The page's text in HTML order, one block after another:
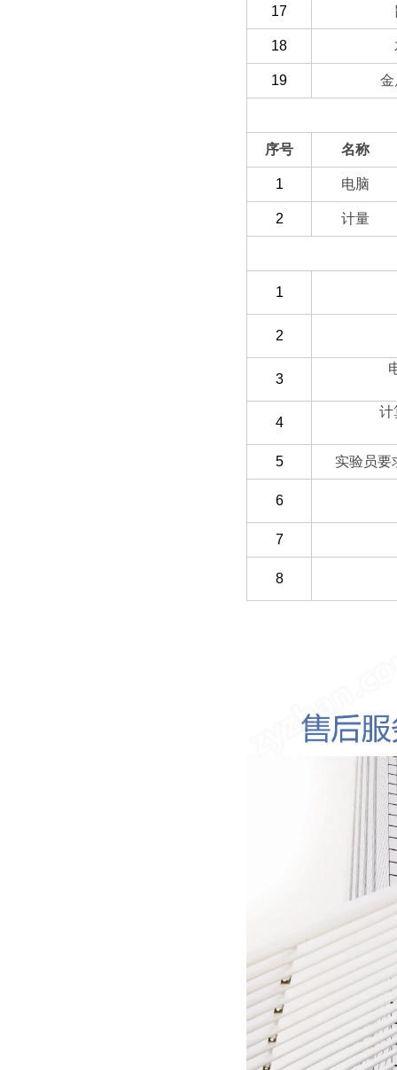
17
18
19 金
序号 名称
1 电脑
2 计量
1
2
3
4
计
5 实验员要
6
7
8